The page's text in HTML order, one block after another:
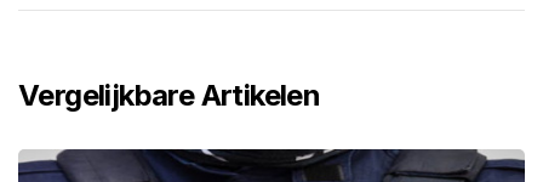
Vergelijkbare Artikelen